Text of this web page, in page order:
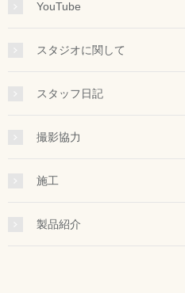
YouTube
スタジオに関して
スタッフ日記
撮影協力
施工
製品紹介